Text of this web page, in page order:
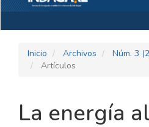
Inicio Archivos
Núm. 3
Artículos
La energía